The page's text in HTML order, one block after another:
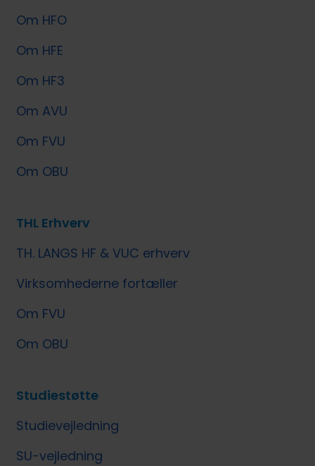
Om HFO
Om HFE
Om HF3
Om AVU
Om FVU
Om OBU
THL Erhverv
TH. LANGS HF & VUC erhverv
Virksomhederne fortæller
Om FVU
Om OBU
Studiestøtte
Studievejledning
SU-vejledning